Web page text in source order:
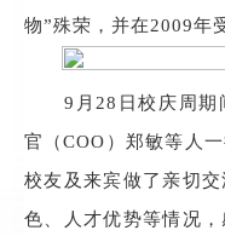
物”殊荣，并在2009年
9月28 日校庆周
官（COO）郑敏等人
校友及来宾做了亲切
色、人才优势等情况